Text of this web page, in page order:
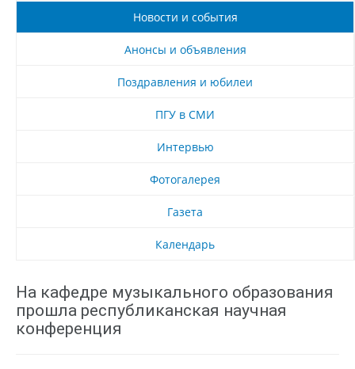
Новости и события
Анонсы и объявления
Поздравления и юбилеи
ПГУ в СМИ
Интервью
Фотогалерея
Газета
Календарь
На кафедре музыкального образования
прошла республиканская научная
конференция